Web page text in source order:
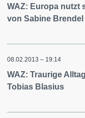
WAZ: Europa nutzt
von Sabine Brendel
08.02.2013 – 19:14
WAZ: Traurige
Tobias Blasius